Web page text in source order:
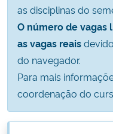
Ministério da Educação
Ministério da Cidadania
Ministério da Saúde
Ministério de Minas e Energia
as disciplinas do
O número de vagas
as vagas reais
do navegador.
Para mais
coordenação do